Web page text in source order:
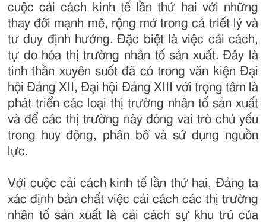
cuộc cải cách kinh tế lần thứ hai với những
thay đổi mạnh mẽ, rộng mở trong cả triết lý và
tư duy định hướng. Đặc biệt là việc cải cách,
tự do hóa thị trường nhân tố sản xuất. Đây là
tinh thần xuyên suốt đã có trong văn kiện Đại
hội Đảng XII, Đại hội Đảng XIII với trọng tâm là
phát triển các loại thị trường nhân tố sản xuất
và để các thị trường này đóng vai trò chủ yếu
trong huy động, phân bổ và sử dụng nguồn
lực.
Với cuộc cải cách kinh tế lần thứ hai, Đảng ta
xác định bản chất việc cải cách các thị trường
nhân tố sản xuất là cải cách sự khu trú của